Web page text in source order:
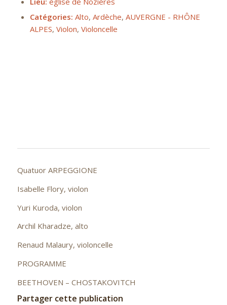
Catégories: Alto, Ardèche, AUVERGNE - RHÔNE
ALPES, Violon, Violoncelle
Quatuor ARPEGGIONE
Isabelle Flory, violon
Yuri Kuroda, violon
Archil Kharadze, alto
Renaud Malaury, violoncelle
PROGRAMME
BEETHOVEN – CHOSTAKOVITCH
Partager cette publication